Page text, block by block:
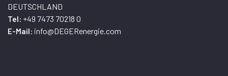
DEUTSCHLAND
Tel: +49 7473 70218 0
E-Mail: info@DEGERenergie.com